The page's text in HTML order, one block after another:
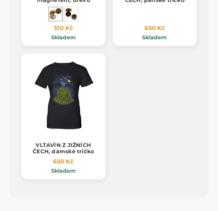
510 Kč
Skladem
650 Kč
Skladem
VLTAVÍN Z JIŽNÍCH
ČECH, dámské tričko
650 Kč
Skladem